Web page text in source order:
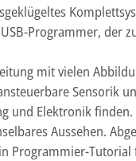
Programmer, der
mit vielen
Sensorik
und Elektronik finden.
Aussehen.
Programmier-Tutorial